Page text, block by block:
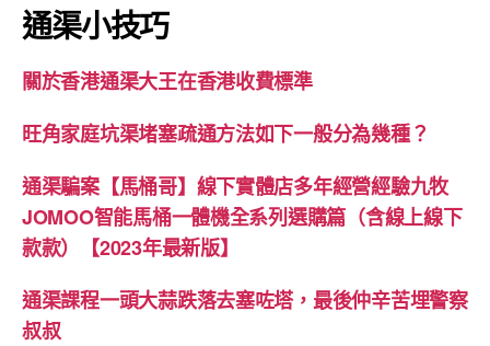
通渠小技巧
關於香港通渠大王在香港收費標準
旺角家庭坑渠堵塞疏通方法如下一般分為幾種？
通渠騙案【馬桶哥】線下實體店多年經營經驗九牧
JOMOO智能馬桶一體機全系列選購篇（含線上線下
款款）【2023年最新版】
通渠課程一頭大蒜跌落去塞咗塔，最後仲辛苦埋警察
叔叔